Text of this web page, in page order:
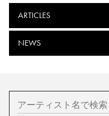
ARTICLES
NEWS